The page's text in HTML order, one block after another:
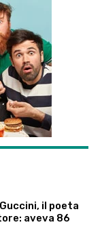
il poeta
aveva 86